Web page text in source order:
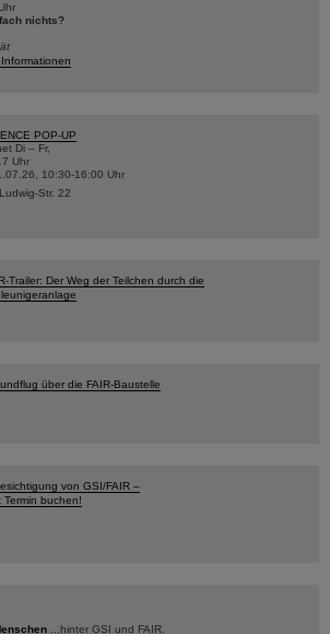
nichts?
POP-UP
Di – Fr,
Uhr
10:30-16:00 Uhr
Str. 22
Trailer: Der Weg der Teilchen durch die
über die FAIR-Baustelle
von GSI/FAIR –
Termin buchen!
...hinter GSI und FAIR.